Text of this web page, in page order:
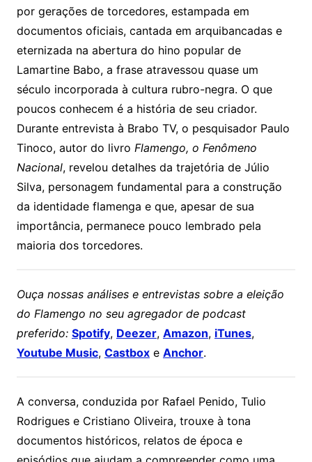
por gerações de torcedores, estampada em
documentos oficiais, cantada em arquibancadas e
eternizada na abertura do hino popular de
Lamartine Babo, a frase atravessou quase um
século incorporada à cultura rubro-negra. O que
poucos conhecem é a história de seu criador.
Durante entrevista à Brabo TV, o pesquisador Paulo
Tinoco, autor do livro Flamengo, o Fenômeno
Nacional, revelou detalhes da trajetória de Júlio
Silva, personagem fundamental para a construção
da identidade flamenga e que, apesar de sua
importância, permanece pouco lembrado pela
maioria dos torcedores.
Ouça nossas análises e entrevistas sobre a eleição
do Flamengo no seu agregador de podcast
preferido: Spotify, Deezer, Amazon, iTunes,
Youtube Music, Castboxe Anchor.
A conversa, conduzida por Rafael Penido, Tulio
Rodrigues e Cristiano Oliveira, trouxe à tona
documentos históricos, relatos de época e